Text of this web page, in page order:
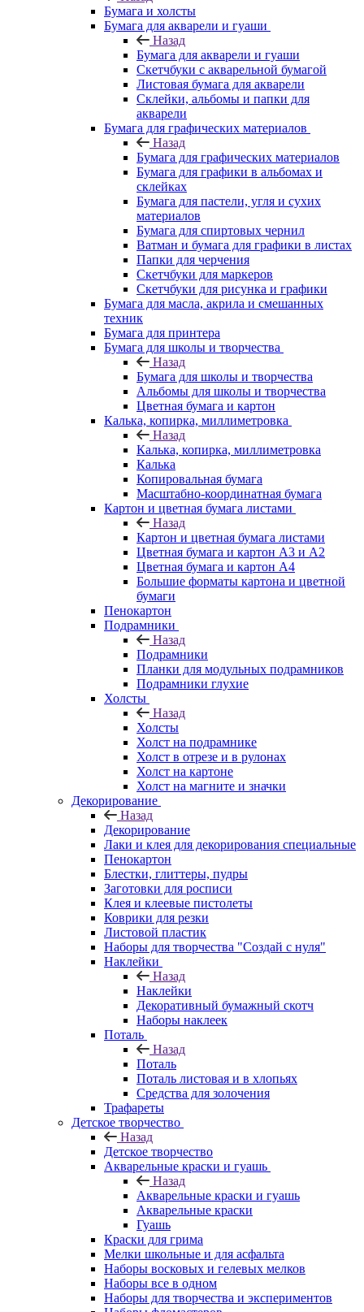
Бумага и холсты
Бумага для акварели и гуаши
Назад
Бумага для акварели и гуаши
Скетчбуки с акварельной бумагой
Листовая бумага для акварели
Склейки, альбомы и папки для
акварели
Бумага для графических материалов
Назад
Бумага для графических материалов
Бумага для графики в альбомах и
склейках
Бумага для пастели, угля и сухих
материалов
Бумага для спиртовых чернил
Ватман и бумага для графики в листах
Папки для черчения
Скетчбуки для маркеров
Скетчбуки для рисунка и графики
Бумага для масла, акрила и смешанных
техник
Бумага для принтера
Бумага для школы и творчества
Назад
Бумага для школы и творчества
Альбомы для школы и творчества
Цветная бумага и картон
Калька, копирка, миллиметровка
Назад
Калька, копирка, миллиметровка
Калька
Копировальная бумага
Масштабно-координатная бумага
Картон и цветная бумага листами
Назад
Картон и цветная бумага листами
Цветная бумага и картон А3 и А2
Цветная бумага и картон А4
Большие форматы картона и цветной
бумаги
Пенокартон
Подрамники
Назад
Подрамники
Планки для модульных подрамников
Подрамники глухие
Холсты
Назад
Холсты
Холст на подрамнике
Холст в отрезе и в рулонах
Холст на картоне
Холст на магните и значки
Декорирование
Назад
Декорирование
Лаки и клея для декорирования специальные
Пенокартон
Блестки, глиттеры, пудры
Заготовки для росписи
Клея и клеевые пистолеты
Коврики для резки
Листовой пластик
Наборы для творчества "Создай с нуля"
Наклейки
Назад
Наклейки
Декоративный бумажный скотч
Наборы наклеек
Поталь
Назад
Поталь
Поталь листовая и в хлопьях
Средства для золочения
Трафареты
Детское творчество
Назад
Детское творчество
Акварельные краски и гуашь
Назад
Акварельные краски и гуашь
Акварельные краски
Гуашь
Краски для грима
Мелки школьные и для асфальта
Наборы восковых и гелевых мелков
Наборы все в одном
Наборы для творчества и экспериментов